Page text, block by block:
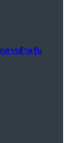
สารสำหรับ